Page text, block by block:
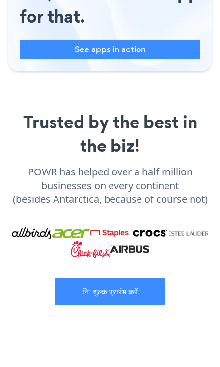
for that.
See apps in action
Trusted by the best in
the biz!
POWR has helped over a half million
businesses on every continent
(besides Antarctica, because of course not)
नि: शुल्क प्रारंभ करें